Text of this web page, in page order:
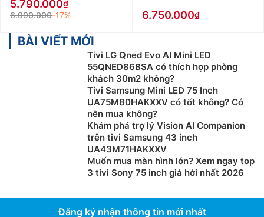
tivi giá rẻ.
Chọn mua theo thương hiệu:
có rất nhiều thương hiệu tivi chính hãng nổi tiếng, có
mẫu mã đa dạng, chất lượng tốt và bền bỉ. Một số
hãng tivi được ưa chuộng có thể kể đến như: Sony,
Samsung, LG, Casper, TCL, Xiaomi… Mỗi hãng sẽ có
phong cách thiết kế, kiểu dáng và công nghệ khác
nhau. Tùy thuộc vào sở thích, nhu cầu sử dụng thực tế
cũng như túi tiền của bản thân mà bạn có thể lựa chọn
sản phẩm phù hợp nhất.
Thương hiệu tivi đang kinh doanh tại Điện
Tivi Samsung
5.790.000
6.990.000-17% 6.750.000
BÀI VIẾT MỚI
Tivi LG Qned Evo AI Mini LED
55QNED86BSA có thích hợp phòng
khách 30m2 không?
Tivi Samsung Mini LED 75 Inch
UA75M80HAKXXV có tốt không? Có
nên mua không?
Khám phá trợ lý Vision AI Companion
trên tivi Samsung 43 inch
UA43M71HAKXXV
Muốn mua màn hình lớn? Xem ngay top
3 tivi Sony 75 inch giá hời nhất 2026
Đăng ký nhận thông tin mới nhất